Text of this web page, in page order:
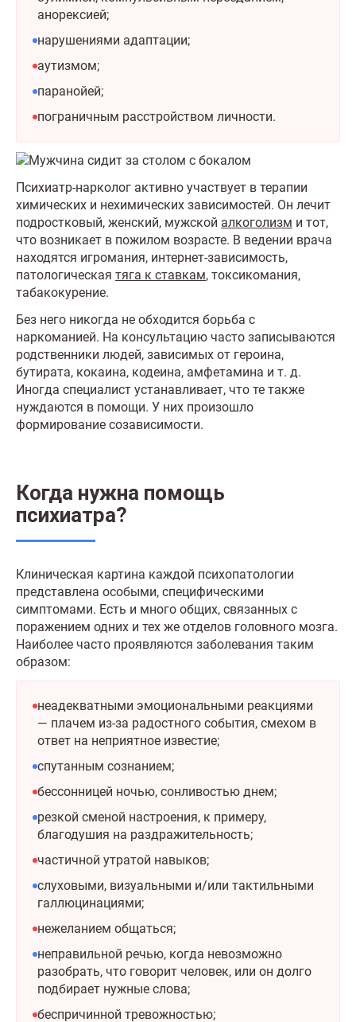
анорексией;
нарушениями адаптации;
аутизмом;
паранойей;
пограничным расстройством личности.
Психиатр-нарколог активно участвует в терапии
химических и нехимических зависимостей. Он лечит
подростковый, женский, мужской алкоголизм и тот,
что возникает в пожилом возрасте. В ведении врача
находятся игромания, интернет-зависимость,
патологическая тяга к ставкам, токсикомания,
табакокурение.
Без него никогда не обходится борьба с
наркоманией. На консультацию часто записываются
родственники людей, зависимых от героина,
бутирата, кокаина, кодеина, амфетамина и т. д.
Иногда специалист устанавливает, что те также
нуждаются в помощи. У них произошло
формирование созависимости.
Когда нужна помощь
психиатра?
Клиническая картина каждой психопатологии
представлена особыми, специфическими
симптомами. Есть и много общих, связанных с
поражением одних и тех же отделов головного мозга.
Наиболее часто проявляются заболевания таким
образом:
неадекватными эмоциональными реакциями
— плачем из-за радостного события, смехом в
ответ на неприятное известие;
спутанным сознанием;
бессонницей ночью, сонливостью днем;
резкой сменой настроения, к примеру,
благодушия на раздражительность;
частичной утратой навыков;
слуховыми, визуальными и/или тактильными
галлюцинациями;
нежеланием общаться;
неправильной речью, когда невозможно
разобрать, что говорит человек, или он долго
подбирает нужные слова;
беспричинной тревожностью;